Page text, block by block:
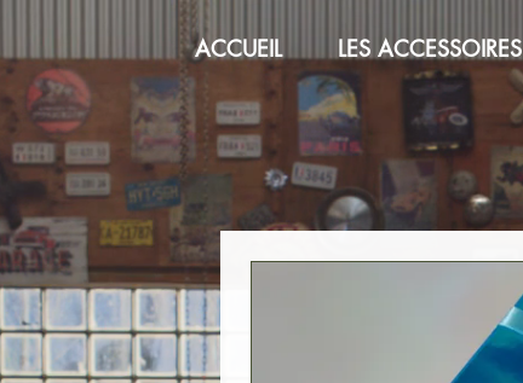
ACCUEIL LES ACCESSOIRES